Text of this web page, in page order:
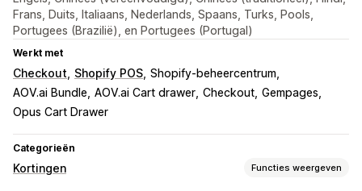
Frans, Duits, Italiaans, Nederlands, Spaans, Turks, Pools,
Portugees (Brazilië), en Portugees (Portugal)
Werkt met
Checkout Shopify POS Shopify-beheercentrum
AOV.ai Bundle AOV.ai Cart drawer Checkout Gempages
Opus Cart Drawer
Categorieën
Kortingen Functies weergeven